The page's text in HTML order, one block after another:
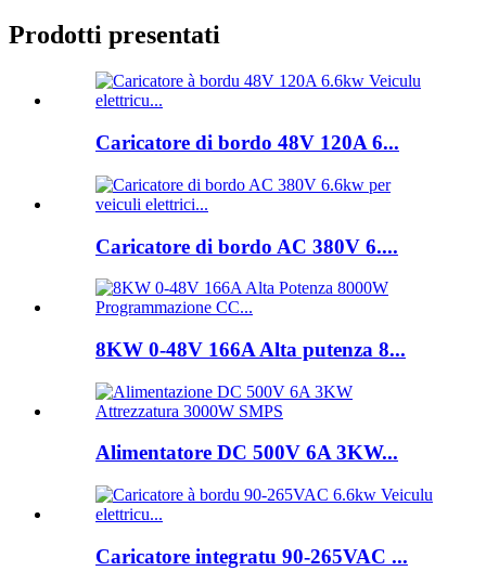
Prodotti presentati
Caricatore di bordo 48V 120A 6...
Caricatore di bordo AC 380V 6....
8KW 0-48V 166A Alta putenza 8...
Alimentatore DC 500V 6A 3KW...
Caricatore integratu 90-265VAC ...